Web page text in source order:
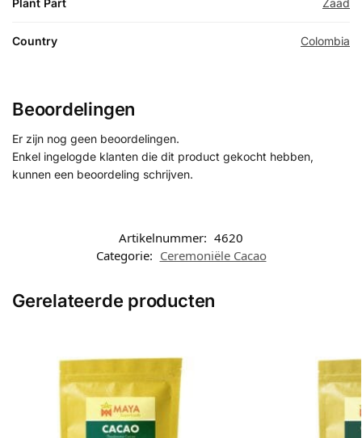
Country Colombia
Beoordelingen
Er zijn nog geen beoordelingen.
Enkel ingelogde klanten die dit product gekocht hebben,
kunnen een beoordeling schrijven.
Artikelnummer: 4620
Categorie: Ceremoniële Cacao
Gerelateerde producten